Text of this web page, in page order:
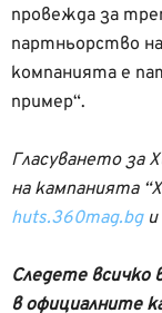
провежда за
партньорство
компанията е
пример“.
Гласуването за
на кампанията
huts.360mag.bgи
Следете всичко
в официалните